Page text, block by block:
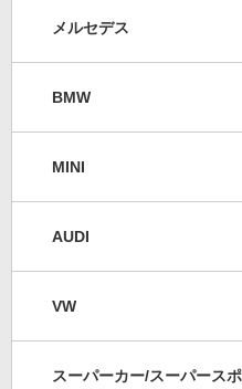
メルセデス
BMW
MINI
AUDI
VW
スーパーカー/スーパース